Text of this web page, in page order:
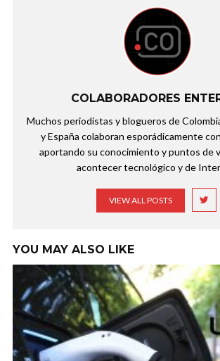
COLABORADORES
Muchos periodistas y blogueros de
y España colaboran esporádicamente
aportando su conocimiento y puntos de
acontecer tecnológico y de
VIEW ALL POSTS
YOU MAY ALSO LIKE